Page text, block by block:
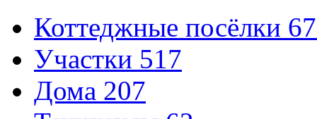
Коттеджные посёлки
Участки 517
Дома 207